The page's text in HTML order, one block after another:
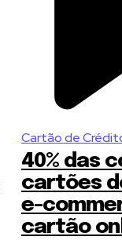
Cartão de
40% das
cartões
e-
cartão